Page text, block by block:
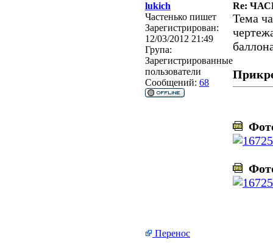
lukich
Re:
Частенько пишет
Зарегистрирован:
12/03/2012 21:49
Група:
Зарегистрированные
пользователи
Сообщений: 68
Тема
Перенос